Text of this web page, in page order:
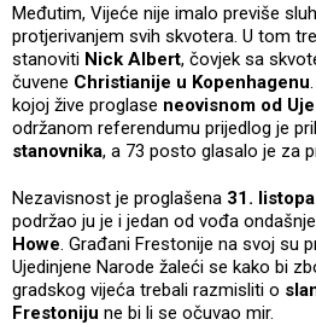
Međutim, Vijeće nije imalo previše
protjerivanjem svih skvotera. U tom
stanoviti Nick Albert, čovjek sa
čuvene Christianije u Kopenhagenu
kojoj žive proglase neovisnom od
održanom referendumu prijedlog je
stanovnika, a 73 posto glasalo je za
Nezavisnost je proglašena 31.
podržao ju je i jedan od vođa
Howe. Građani Frestonije na svoj su
Ujedinjene Narode žaleći se kako bi
gradskog vijeća trebali razmisliti o
Frestoniju ne bi li se očuvao mir.